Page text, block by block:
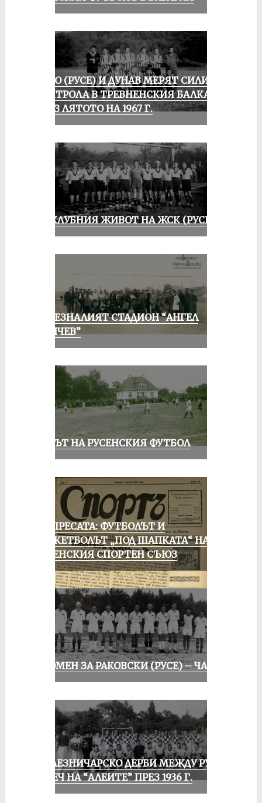
ЛОКО (РУСЕ) И ДУНАВ МЕРЯТ СИЛИ В
КОНТРОЛА В ТРЕВНЕНСКИЯ БАЛКАН
ПРЕЗ ЛЯТОТО НА 1967 Г.
ИЗ КЛУБНИЯ ЖИВОТ НА ЖСК (РУСЕ)
ИЗЧЕЗНАЛИЯТ СТАДИОН “АНГЕЛ
КЪНЧЕВ”
ВЕКЪТ НА РУСЕНСКИЯ ФУТБОЛ
ОТ ПРЕСАТА: ФУТБОЛЪТ И
БАСКЕТБОЛЪТ „ПОД ШАПКАТА“ НА
РУСЕНСКИЯ СПОРТЕН СЪЮЗ
СПОМЕН ЗА РАКОВСКИ (РУСЕ) – ЧАСТ I
ЖЕЛЕЗНИЧАРСКО ДЕРБИ МЕЖДУ РУСЕ
И ПЕЧ НА “АЛЕИТЕ” ПРЕЗ 1936 Г.